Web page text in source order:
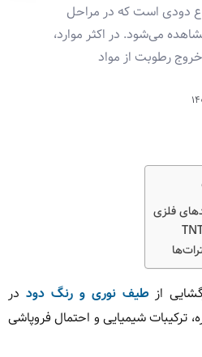
دودی است که در مراحل
می‌شود. در اکثر موارد،
رطوبت از مواد
فلزی
از طیف نوری و رنگ دود در
ترکیبات شیمیایی و احتمال فروپاشی